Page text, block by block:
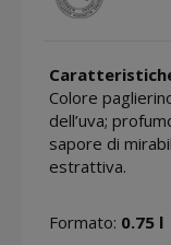
Colore
dell’uva;
sapore di
estrattiva.
Formato: 0.75 l